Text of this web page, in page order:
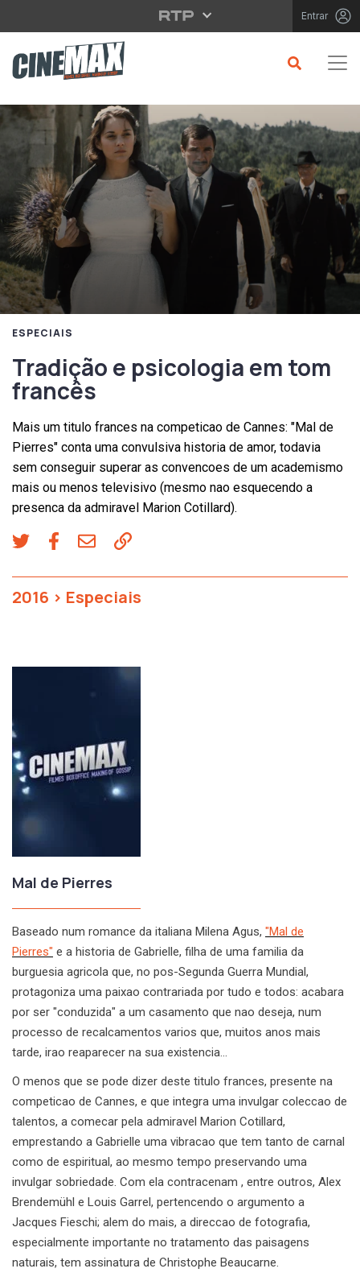
Saltar para o conteúdo principal Entrar
ESPECIAIS
Tradição e psicologia em tom
francês
Mais um titulo frances na competicao de Cannes: "Mal de
Pierres" conta uma convulsiva historia de amor, todavia
sem conseguir superar as convencoes de um academismo
mais ou menos televisivo (mesmo nao esquecendo a
presenca da admiravel Marion Cotillard).
2016 > Especiais
Mal de Pierres
Baseado num romance da italiana Milena Agus, "Mal de
Pierres" e a historia de Gabrielle, filha de uma familia da
burguesia agricola que, no pos-Segunda Guerra Mundial,
protagoniza uma paixao contrariada por tudo e todos: acabara
por ser "conduzida" a um casamento que nao deseja, num
processo de recalcamentos varios que, muitos anos mais
tarde, irao reaparecer na sua existencia…
O menos que se pode dizer deste titulo frances, presente na
competicao de Cannes, e que integra uma invulgar coleccao de
talentos, a comecar pela admiravel Marion Cotillard,
emprestando a Gabrielle uma vibracao que tem tanto de carnal
como de espiritual, ao mesmo tempo preservando uma
invulgar sobriedade. Com ela contracenam , entre outros, Alex
Brendemühl e Louis Garrel, pertencendo o argumento a
Jacques Fieschi; alem do mais, a direccao de fotografia,
especialmente importante no tratamento das paisagens
naturais, tem assinatura de Christophe Beaucarne.